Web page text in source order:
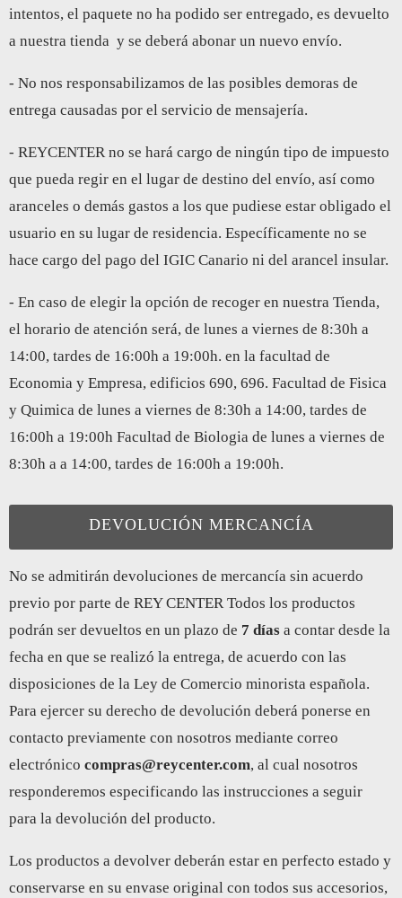
intentos, el paquete no ha podido ser entregado, es devuelto
a nuestra tienda y se deberá abonar un nuevo envío.
- No nos responsabilizamos de las posibles demoras de
entrega causadas por el servicio de mensajería.
- REYCENTER no se hará cargo de ningún tipo de impuesto
que pueda regir en el lugar de destino del envío, así como
aranceles o demás gastos a los que pudiese estar obligado el
usuario en su lugar de residencia. Específicamente no se
hace cargo del pago del IGIC Canario ni del arancel insular.
- En caso de elegir la opción de recoger en nuestra Tienda,
el horario de atención será, de lunes a viernes de 8:30h a
14:00, tardes de 16:00h a 19:00h. en la facultad de
Economia y Empresa, edificios 690, 696. Facultad de Fisica
y Quimica de lunes a viernes de 8:30h a 14:00, tardes de
16:00h a 19:00h Facultad de Biologia de lunes a viernes de
8:30h a a 14:00, tardes de 16:00h a 19:00h.
DEVOLUCIÓN MERCANCÍA
No se admitirán devoluciones de mercancía sin acuerdo
previo por parte de REY CENTER Todos los productos
podrán ser devueltos en un plazo de 7 días a contar desde la
fecha en que se realizó la entrega, de acuerdo con las
disposiciones de la Ley de Comercio minorista española.
Para ejercer su derecho de devolución deberá ponerse en
contacto previamente con nosotros mediante correo
electrónico compras@reycenter.com, al cual nosotros
responderemos especificando las instrucciones a seguir
para la devolución del producto.
Los productos a devolver deberán estar en perfecto estado y
conservarse en su envase original con todos sus accesorios,